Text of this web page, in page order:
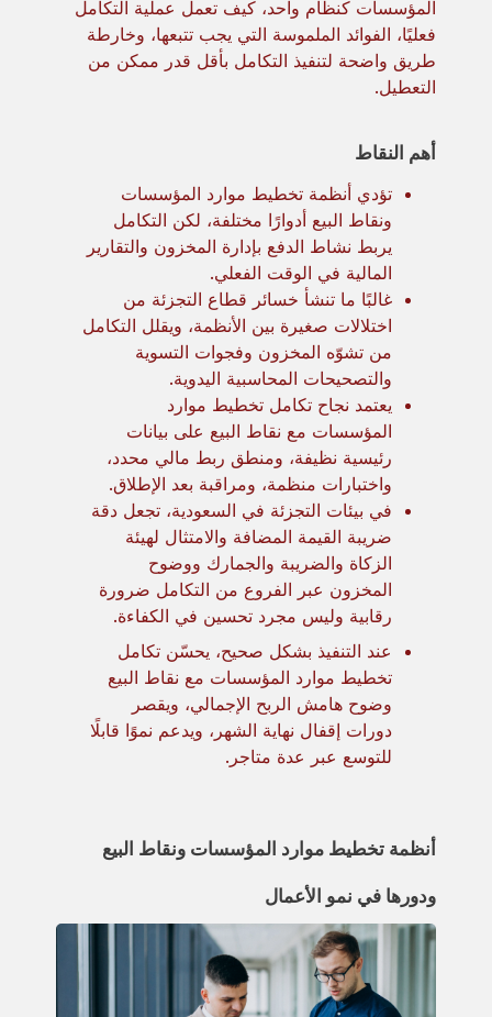
المؤسسات كنظام واحد، كيف تعمل عملية التكامل
فعليًا، الفوائد الملموسة التي يجب تتبعها، وخارطة
طريق واضحة لتنفيذ التكامل بأقل قدر ممكن من
التعطيل.
أهم النقاط
تؤدي أنظمة تخطيط موارد المؤسسات
ونقاط البيع أدوارًا مختلفة، لكن التكامل
يربط نشاط الدفع بإدارة المخزون والتقارير
المالية في الوقت الفعلي.
غالبًا ما تنشأ خسائر قطاع التجزئة من
اختلالات صغيرة بين الأنظمة، ويقلل التكامل
من تشوّه المخزون وفجوات التسوية
والتصحيحات المحاسبية اليدوية.
يعتمد نجاح تكامل تخطيط موارد
المؤسسات مع نقاط البيع على بيانات
رئيسية نظيفة، ومنطق ربط مالي محدد،
واختبارات منظمة، ومراقبة بعد الإطلاق.
في بيئات التجزئة في السعودية، تجعل دقة
ضريبة القيمة المضافة والامتثال لهيئة
الزكاة والضريبة والجمارك ووضوح
المخزون عبر الفروع من التكامل ضرورة
رقابية وليس مجرد تحسين في الكفاءة.
عند التنفيذ بشكل صحيح، يحسّن تكامل
تخطيط موارد المؤسسات مع نقاط البيع
وضوح هامش الربح الإجمالي، ويقصر
دورات إقفال نهاية الشهر، ويدعم نموًا قابلًا
للتوسع عبر عدة متاجر.
أنظمة تخطيط موارد المؤسسات ونقاط البيع
ودورها في نمو الأعمال